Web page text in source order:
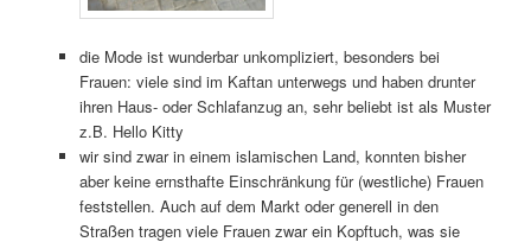
die Mode ist wunderbar unkompliziert, besonders bei
Frauen: viele sind im Kaftan unterwegs und haben drunter
ihren Haus- oder Schlafanzug an, sehr beliebt ist als Muster
z.B. Hello Kitty
wir sind zwar in einem islamischen Land, konnten bisher
aber keine ernsthafte Einschränkung für (westliche) Frauen
feststellen. Auch auf dem Markt oder generell in den
Straßen tragen viele Frauen zwar ein Kopftuch, was sie